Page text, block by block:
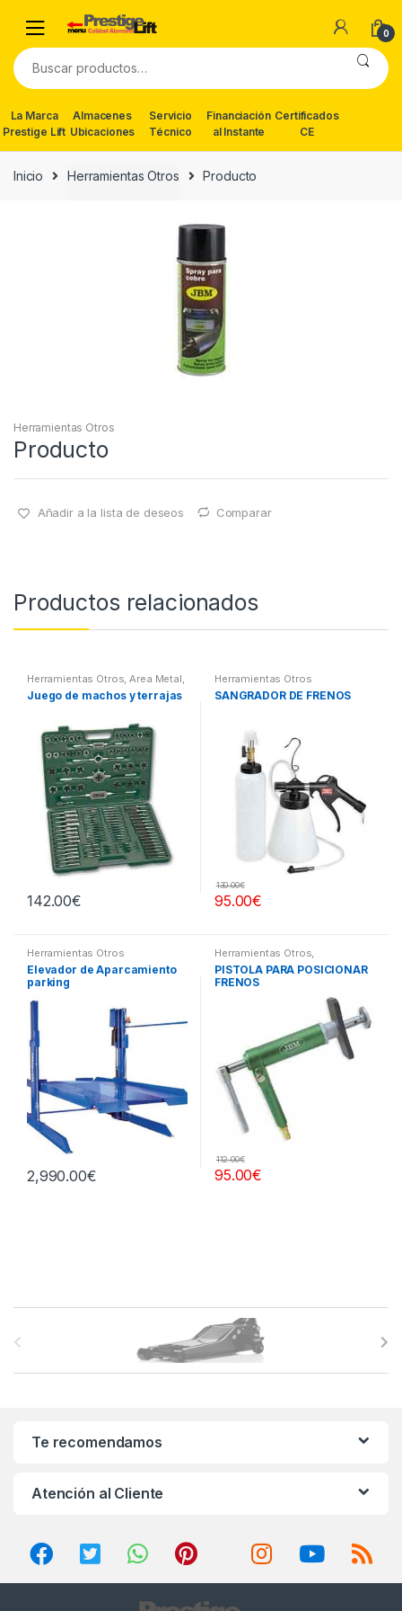
navigation
content
0
Buscar
por:
La Marca
Prestige Lift
Almacenes
Ubicaciones
Servicio
Técnico
Financiación
al Instante
Certificados
CE
Inicio Herramientas Otros Producto
Herramientas Otros
Producto
Añadir a la lista de deseos Comparar
Productos relacionados
Herramientas Otros,Area Metal,
Roscas, Herramientas ,
Maletines Herramientas,
Juego de machos y terrajas
142.00€
Herramientas Otros
SANGRADOR DE FRENOS
95.00€
130.00€
Herramientas Otros
Elevador de Aparcamiento
parking
2,990.00€
Herramientas Otros,
Herramientas Frenos y
Refrigeración
PISTOLA PARA POSICIONAR
FRENOS
95.00€
112.00€
Te recomendamos
Atención al Cliente